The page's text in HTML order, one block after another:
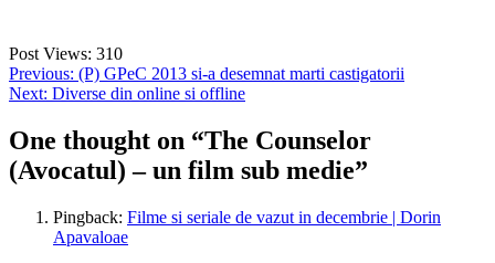
Post Views: 310
Post
navigation
Previous: (P) GPeC 2013 si-a desemnat marti castigatorii
Next: Diverse din online si offline
One thought on “The Counselor
(Avocatul) – un film sub medie”
Pingback: Filme si seriale de vazut in decembrie | Dorin
Apavaloae